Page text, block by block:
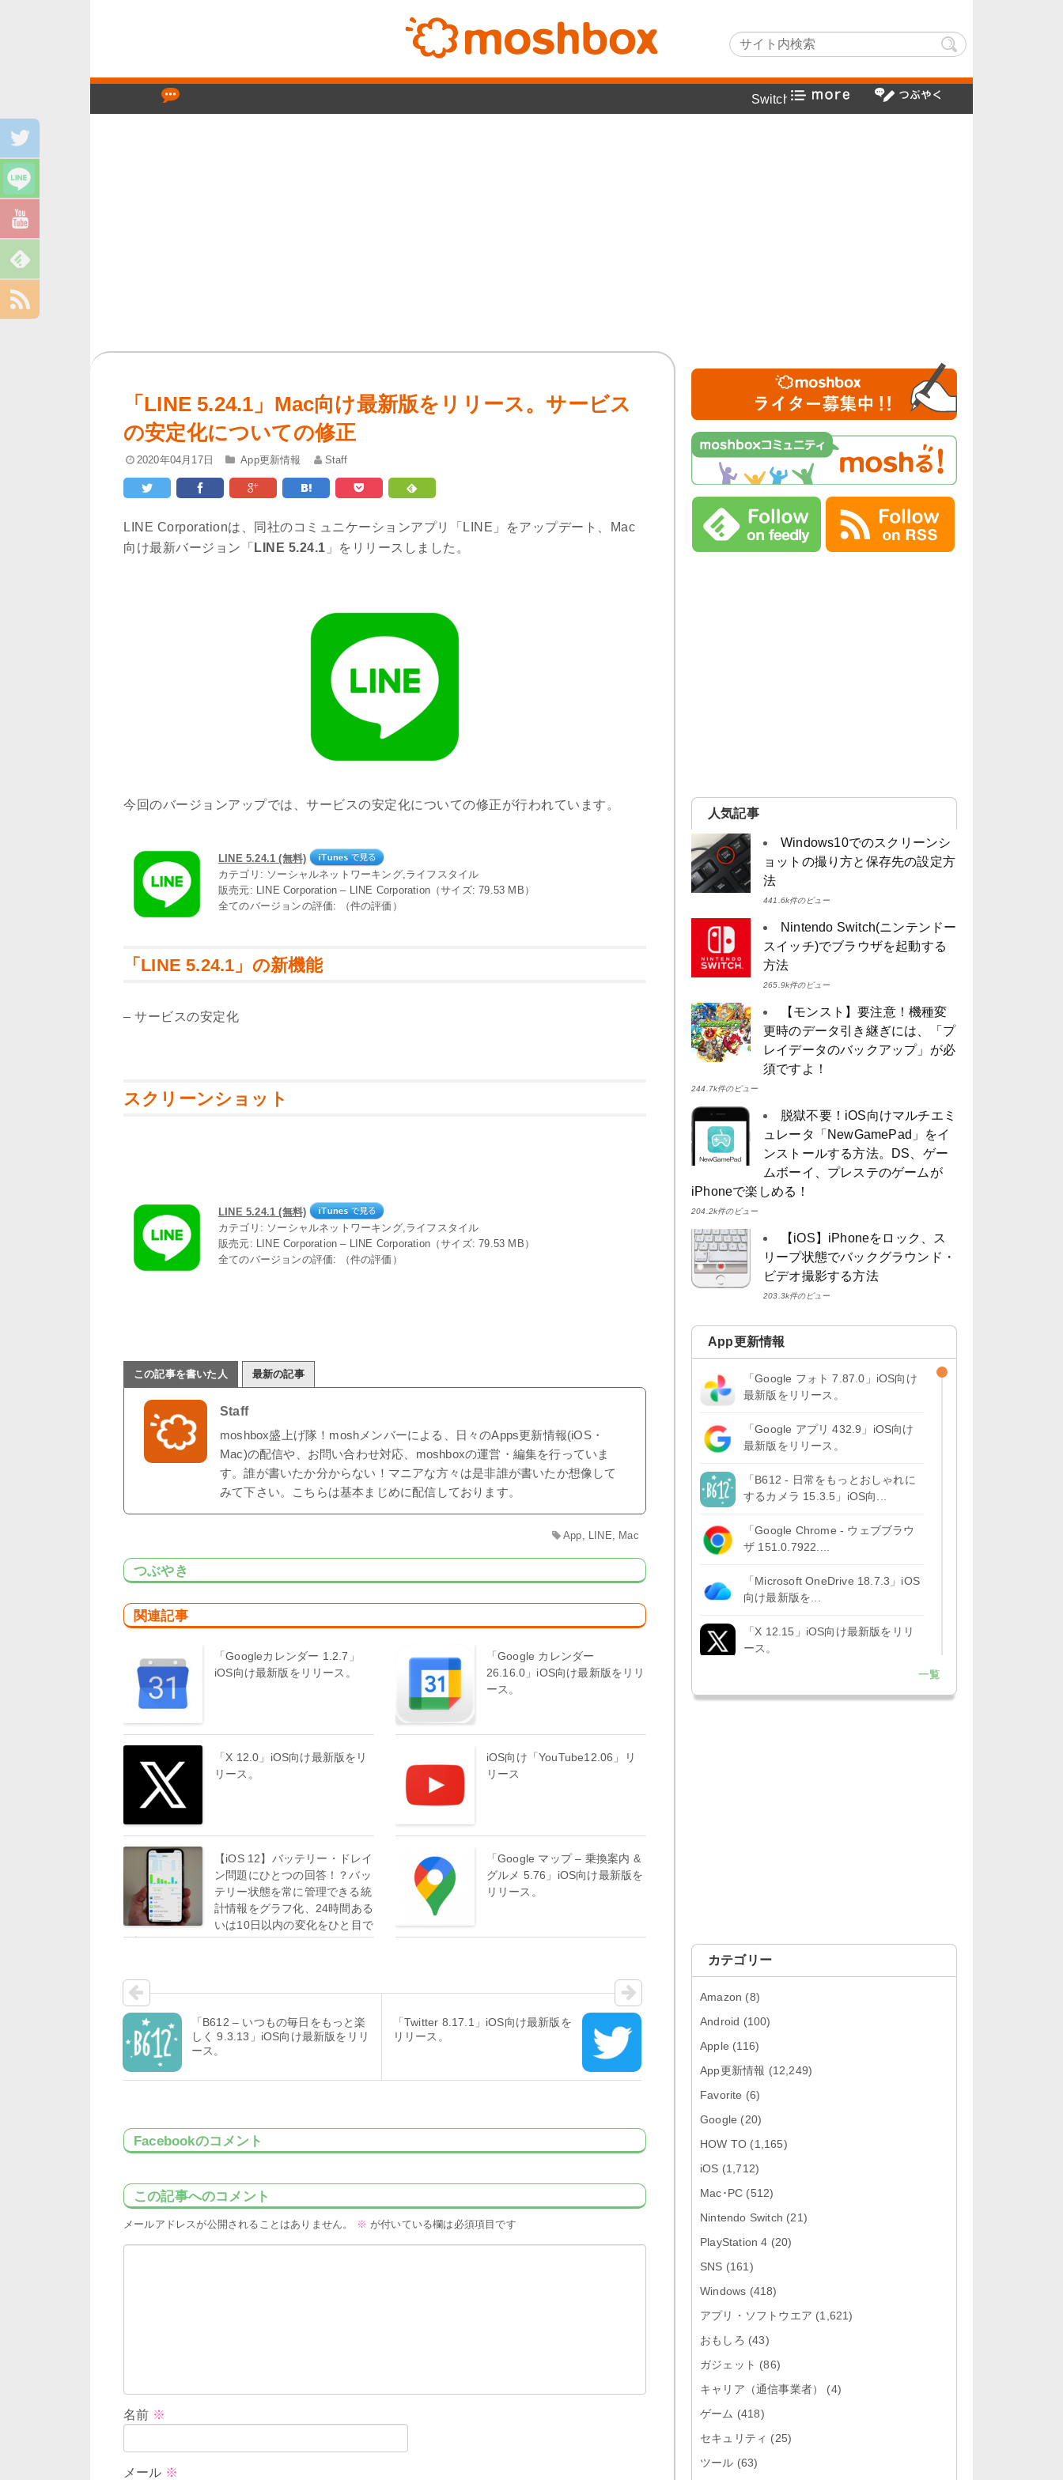
SwitchLightでヤフー検索方法
「LINE 5.24.1」Mac向け最新版をリリース。サービス
の安定化についての修正
2020年04月17日 App更新情報 Staff
LINE Corporationは、同社のコミュニケーションアプリ「LINE」をアップデート、Mac
向け最新バージョン「 LINE 5.24.1 」をリリースしました。
今回のバージョンアップでは、サービスの安定化についての修正が行われています。
LINE 5.24.1 (無料)
カテゴリ: ソーシャルネットワーキング,ライフスタイル
販売元: LINE Corporation – LINE Corporation（サイズ: 79.53 MB）
全てのバージョンの評価: （件の評価）
「LINE 5.24.1」の新機能
– サービスの安定化
スクリーンショット
LINE 5.24.1 (無料)
カテゴリ: ソーシャルネットワーキング,ライフスタイル
販売元: LINE Corporation – LINE Corporation（サイズ: 79.53 MB）
全てのバージョンの評価: （件の評価）
この記事を書いた人 最新の記事
Staff
moshbox盛上げ隊！moshメンバーによる、日々のApps更新情報(iOS・
Mac)の配信や、お問い合わせ対応、moshboxの運営・編集を行っていま
す。誰が書いたか分からない！マニアな方々は是非誰が書いたか想像して
みて下さい。こちらは基本まじめに配信しております。
App LINE Mac
つぶやき
関連記事
「Googleカレンダー 1.2.7」
iOS向け最新版をリリース。
「Google カレンダー
26.16.0」iOS向け最新版をリリ
ース。
「X 12.0」iOS向け最新版をリ
リース。
iOS向け「YouTube12.06」リ
リース
【iOS 12】バッテリー・ドレイ
ン問題にひとつの回答！？バッ
テリー状態を常に管理できる統
計情報をグラフ化、24時間ある
いは10日以内の変化をひと目で
確認できます。
「Google マップ – 乗換案内 &
グルメ 5.76」iOS向け最新版を
リリース。
「B612 – いつもの毎日をもっと楽
しく 9.3.13」iOS向け最新版をリリ
ース。
「Twitter 8.17.1」iOS向け最新版を
リリース。
Facebookのコメント
この記事へのコメント
メールアドレスが公開されることはありません。 ※ が付いている欄は必須項目です
名前 ※
メール ※
人気記事
Windows10でのスクリーンシ
ョットの撮り方と保存先の設定方
法
441.6k件のビュー
Nintendo Switch(ニンテンドー
スイッチ)でブラウザを起動する
方法
265.9k件のビュー
【モンスト】要注意！機種変
更時のデータ引き継ぎには、「プ
レイデータのバックアップ」が必
須ですよ！
244.7k件のビュー
脱獄不要！iOS向けマルチエミ
ュレータ「NewGamePad」をイ
ンストールする方法。DS、ゲー
ムボーイ、プレステのゲームが
iPhoneで楽しめる！
204.2k件のビュー
【iOS】iPhoneをロック、ス
リープ状態でバックグラウンド・
ビデオ撮影する方法
203.3k件のビュー
App更新情報
「Google フォト 7.87.0」iOS向け
最新版をリリース。
「Google アプリ 432.9」iOS向け
最新版をリリース。
「B612 - 日常をもっとおしゃれに
するカメラ 15.3.5」iOS向...
「Google Chrome - ウェブブラウ
ザ 151.0.7922....
「Microsoft OneDrive 18.7.3」iOS
向け最新版を...
「X 12.15」iOS向け最新版をリリ
ース。
リリース。Liguid G...
版をリリース。AIプロ...
イバル 26.40」iOS向...
ザ 151.0.7922....
向け最新版...
「Google カレンダー 26.29.4」iOS
向け最新版をリリース。...
「Instagram 441.0.0」iOS向け最新
「Google ドライブ - 安全なオンラ
「Google 翻訳 10.31.311」iOS向
「Microsoft Excel 2.112.3」iOS向
一覧
カテゴリー
Amazon (8)
Android (100)
Apple (116)
App更新情報 (12,249)
Favorite (6)
Google (20)
HOW TO (1,165)
iOS (1,712)
Mac･PC (512)
Nintendo Switch (21)
PlayStation 4 (20)
SNS (161)
Windows (418)
アプリ・ソフトウエア (1,621)
おもしろ (43)
ガジェット (86)
キャリア（通信事業者）
(4)
ゲーム (418)
セキュリティ (25)
ツール (63)